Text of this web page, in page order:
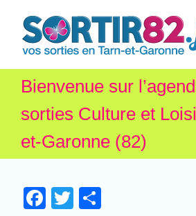
Bienvenue sur
sorties Culture et
et-Garonne (82)
Facebook
Twitter